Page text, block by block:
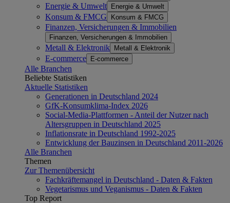
Energie & Umwelt Energie & Umwelt
Konsum & FMCG Konsum & FMCG
Finanzen, Versicherungen & Immobilien
Finanzen, Versicherungen & Immobilien
Metall & Elektronik Metall & Elektronik
E-commerce E-commerce
Alle Branchen
Beliebte Statistiken
Aktuelle Statistiken
Generationen in Deutschland 2024
GfK-Konsumklima-Index 2026
Social-Media-Plattformen - Anteil der Nutzer nach
Altersgruppen in Deutschland 2025
Inflationsrate in Deutschland 1992-2025
Entwicklung der Bauzinsen in Deutschland 2011-2026
Alle Branchen
Themen
Zur Themenübersicht
Fachkräftemangel in Deutschland - Daten & Fakten
Vegetarismus und Veganismus - Daten & Fakten
Top Report